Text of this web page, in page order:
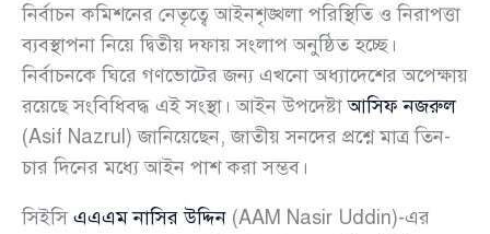
নির্বাচন কমিশনের নেতৃত্বে আইনশৃঙ্খলা পরিস্থিতি ও নিরাপত্তা
ব্যবস্থাপনা নিয়ে দ্বিতীয় দফায় সংলাপ অনুষ্ঠিত হচ্ছে।
নির্বাচনকে ঘিরে গণভোটের জন্য এখনো অধ্যাদেশের অপেক্ষায়
রয়েছে সংবিধিবদ্ধ এই সংস্থা। আইন উপদেষ্টাআসিফ নজরুল
(Asif Nazrul) জানিয়েছেন, জাতীয় সনদের প্রশ্নে মাত্র তিন-
চার দিনের মধ্যে আইন পাশ করা সম্ভব।
সিইসি এএএম নাসির উদ্দিন (AAM Nasir Uddin)-এর